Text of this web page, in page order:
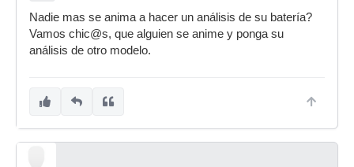
Nadie mas se anima a hacer un análisis de su batería?
Vamos chic@s, que alguien se anime y ponga su
análisis de otro modelo.